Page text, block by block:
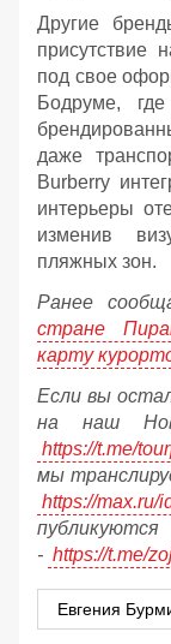
Другие
присутствие
под свое
Бодруме,
даже
Burberry
интерьеры
изменив
пляжных зон.
Ранее
стране
карту
Если вы
на наш
https://t.me/
мы
https://max.ru/
- https://t.me/
Евгения